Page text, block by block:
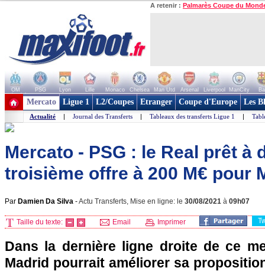
A retenir : Palmarès Coupe du
OM PSG Lyon Lille Monaco Chelsea Man Utd Arsenal Liverpool ManCity
+ de clubs
Mercato Ligue 1 L2/Coupes Etranger Coupe d'Europe Les
Actualité | Journal des Transferts | Tableaux des transferts Ligue 1 |
Mercato - PSG : le Real prêt à
troisième offre à 200 M€ pour
Par Damien Da Silva -Actu Transferts, Mise en ligne: le 30/08/2021 à 09h07
Taille du texte: Email Imprimer
Dans la dernière ligne droite de ce
Madrid pourrait améliorer sa